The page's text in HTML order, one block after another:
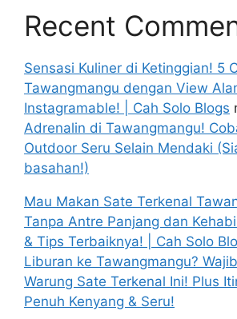
Recent
Sensasi Kuliner di Ketinggian! 5
Tawangmangu dengan View
Instagramable! | Cah Solo Blogs
Adrenalin di Tawangmangu!
Outdoor Seru Selain Mendaki
basahan!)
Mau Makan Sate Terkenal
Tanpa Antre Panjang dan
& Tips Terbaiknya! | Cah Solo
Liburan ke Tawangmangu?
Warung Sate Terkenal Ini! Plus
Penuh Kenyang & Seru!